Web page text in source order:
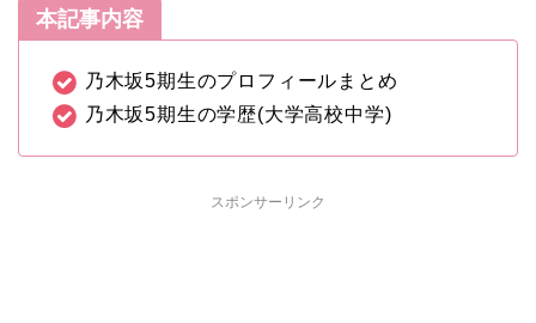
本記事内容
乃木坂5期生のプロフィールまとめ
乃木坂5期生の学歴(大学高校中学)
スポンサーリンク